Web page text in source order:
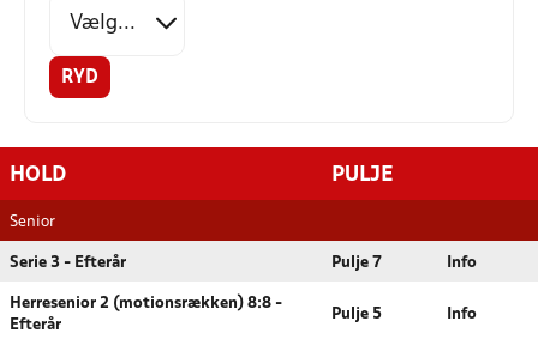
RYD
HOLD PULJE
Senior
Serie 3 - Efterår Pulje 7 Info
Herresenior 2 (motionsrækken) 8:8 -
Efterår
Pulje 5 Info